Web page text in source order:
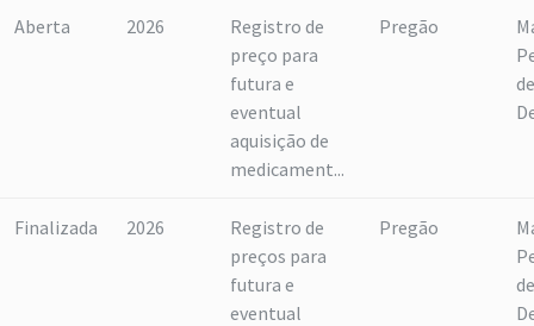
Aberta 2026
Registro de
preço para
futura e
eventual
aquisição de
medicament...
Pregão
de
Finalizada 2026
Registro de
preços para
futura e
eventual
Pregão
de